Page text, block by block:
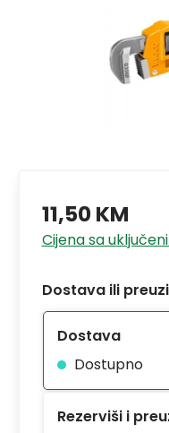
11,50 KM
Cijena sa
Dostava ili
Dostava
Dostupno
Rezerviši i